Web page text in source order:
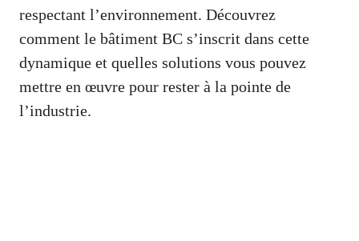
respectant l’environnement. Découvrez
comment le bâtiment BC s’inscrit dans cette
dynamique et quelles solutions vous pouvez
mettre en œuvre pour rester à la pointe de
l’industrie.